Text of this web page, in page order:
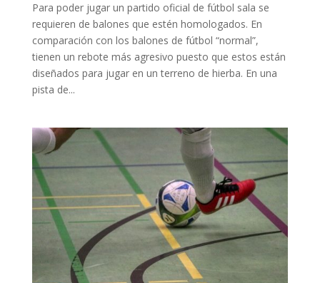
Para poder jugar un partido oficial de fútbol sala se
requieren de balones que estén homologados. En
comparación con los balones de fútbol “normal”,
tienen un rebote más agresivo puesto que estos están
diseñados para jugar en un terreno de hierba. En una
pista de...